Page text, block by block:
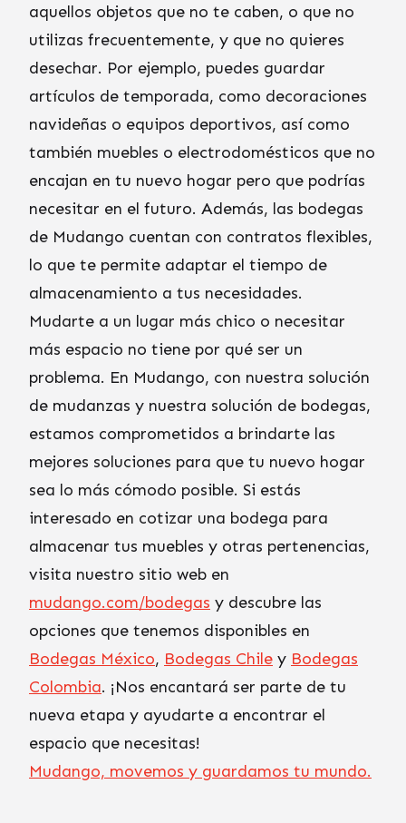
aquellos objetos que no te caben, o que no
utilizas frecuentemente, y que no quieres
desechar. Por ejemplo, puedes guardar
artículos de temporada, como decoraciones
navideñas o equipos deportivos, así como
también muebles o electrodomésticos que no
encajan en tu nuevo hogar pero que podrías
necesitar en el futuro. Además, las bodegas
de Mudango cuentan con contratos flexibles,
lo que te permite adaptar el tiempo de
almacenamiento a tus necesidades.
Mudarte a un lugar más chico o necesitar
más espacio no tiene por qué ser un
problema. En Mudango, con nuestra solución
de mudanzas y nuestra solución de bodegas,
estamos comprometidos a brindarte las
mejores soluciones para que tu nuevo hogar
sea lo más cómodo posible. Si estás
interesado en cotizar una bodega para
almacenar tus muebles y otras pertenencias,
visita nuestro sitio web en
mudango.com/bodegas y descubre las
opciones que tenemos disponibles en
Bodegas México, Bodegas Chile y Bodegas
Colombia. ¡Nos encantará ser parte de tu
nueva etapa y ayudarte a encontrar el
espacio que necesitas!
Mudango, movemos y guardamos tu mundo.